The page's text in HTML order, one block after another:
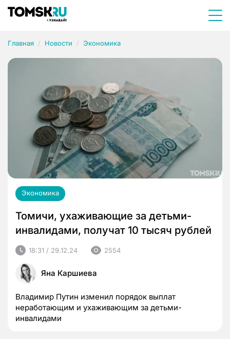
Главная Новости Экономика
Экономика
Томичи, ухаживающие за детьми-
инвалидами, получат 10 тысяч рублей
18:31 / 29.12.24 2554
Яна Каршиева
Владимир Путин изменил порядок выплат
неработающим и ухаживающим за детьми-
инвалидами